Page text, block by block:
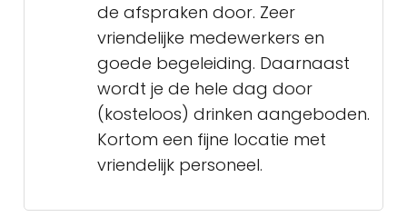
de afspraken door. Zeer
vriendelijke medewerkers en
goede begeleiding. Daarnaast
wordt je de hele dag door
(kosteloos) drinken aangeboden.
Kortom een fijne locatie met
vriendelijk personeel.